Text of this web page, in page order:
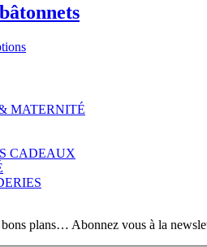
Ce
variations.
Les
peuvent
être
choisies
sur
page
du
MATERNITÉ
CADEAUX
plans… Abonnez vous à la